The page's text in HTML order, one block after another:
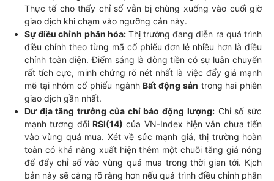
Thực tế cho thấy chỉ số vẫn bị chùng xuống vào cuối giờ
giao dịch khi chạm vào ngưỡng cản này.
Sự điều chỉnh phân hóa:Thị trường đang diễn ra quá trình
điều chỉnh theo từng mã cổ phiếu đơn lẻ nhiều hơn là điều
chỉnh toàn diện. Điểm sáng là dòng tiền có sự luân chuyển
rất tích cực, minh chứng rõ nét nhất là việc đẩy giá mạnh
mẽ tại nhóm cổ phiếu ngànhBất động sản trong hai phiên
giao dịch gần nhất.
Dư địa tăng trưởng của chỉ báo động lượng:Chỉ số sức
mạnh tương đối RSI(14) của VN-Index hiện vẫn chưa tiến
vào vùng quá mua. Xét về sức mạnh giá, thị trường hoàn
toàn có khả năng xuất hiện thêm một chuỗi tăng giá nóng
để đẩy chỉ số vào vùng quá mua trong thời gian tới. Kịch
bản này sẽ càng rõ ràng hơn nếu quá trình điều chỉnh phân